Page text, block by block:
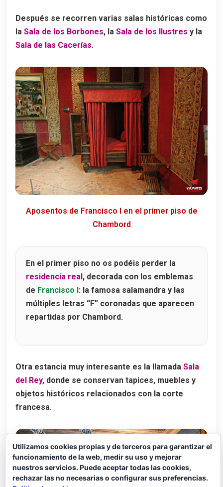
Después se recorren varias salas históricas como
la Sala de los Borbones, la Sala de los Ilustres y la
Sala de las Cacerías.
Aposentos de Francisco I en el primer piso de
Chambord
En el primer piso no os podéis perder la
residencia real, decorada con los emblemas
de Francisco I: la famosa salamandra y las
múltiples letras “F” coronadas que aparecen
repartidas por Chambord.
Otra estancia muy interesante es la llamada Sala
del Rey, donde se conservan tapices, muebles y
objetos históricos relacionados con la corte
francesa.
Utilizamos cookies propias y de terceros para garantizar el
funcionamiento de la web, medir su uso y mejorar
nuestros servicios. Puede aceptar todas las cookies,
rechazar las no necesarias o configurar sus preferencias.